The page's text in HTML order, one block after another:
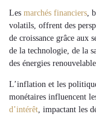
Les marchés financiers ,
volatils, offrent des
de croissance grâce aux
de la technologie , de la
des énergies
L’inflation et les
monétaires influencent
d’intérêt, impactant les